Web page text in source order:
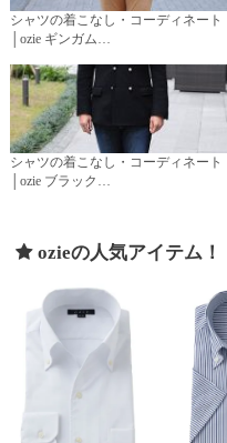
シャツの着こなし・コーディネート
│ozie ギンガム…
シャツの着こなし・コーディネート
│ozie ブラック…
ozieの人気アイテム！